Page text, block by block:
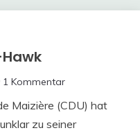
1 Kommentar
Maizière (CDU) hat
zu seiner